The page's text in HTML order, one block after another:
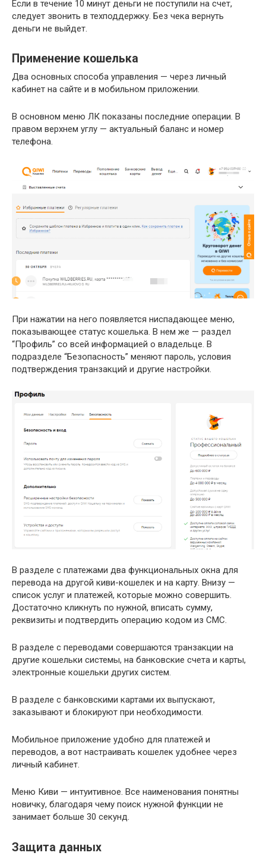
Если в течение 10 минут деньги не поступили на счет,
следует звонить в техподдержку. Без чека вернуть
деньги не выйдет.
Применение кошелька
Два основных способа управления — через личный
кабинет на сайте и в мобильном приложении.
В основном меню ЛК показаны последние операции. В
правом верхнем углу — актуальный баланс и номер
телефона.
При нажатии на него появляется ниспадающее меню,
показывающее статус кошелька. В нем же — раздел
“Профиль” со всей информацией о владельце. В
подразделе “Безопасность” меняют пароль, условия
подтверждения транзакций и другие настройки.
В разделе с платежами два функциональных окна для
перевода на другой киви-кошелек и на карту. Внизу —
список услуг и платежей, которые можно совершить.
Достаточно кликнуть по нужной, вписать сумму,
реквизиты и подтвердить операцию кодом из СМС.
В разделе с переводами совершаются транзакции на
другие кошельки системы, на банковские счета и карты,
электронные кошельки других систем.
В разделе с банковскими картами их выпускают,
заказывают и блокируют при необходимости.
Мобильное приложение удобно для платежей и
переводов, а вот настраивать кошелек удобнее через
личный кабинет.
Меню Киви — интуитивное. Все наименования понятны
новичку, благодаря чему поиск нужной функции не
занимает больше 30 секунд.
Защита данных